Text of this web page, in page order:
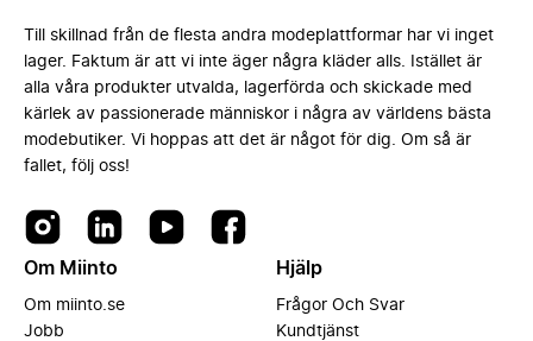
Till skillnad från de flesta andra modeplattformar har vi inget
lager. Faktum är att vi inte äger några kläder alls. Istället är
alla våra produkter utvalda, lagerförda och skickade med
kärlek av passionerade människor i några av världens bästa
modebutiker. Vi hoppas att det är något för dig. Om så är
fallet, följ oss!
Om Miinto
Om miinto.se
Jobb
Hjälp
Frågor Och Svar
Kundtjänst